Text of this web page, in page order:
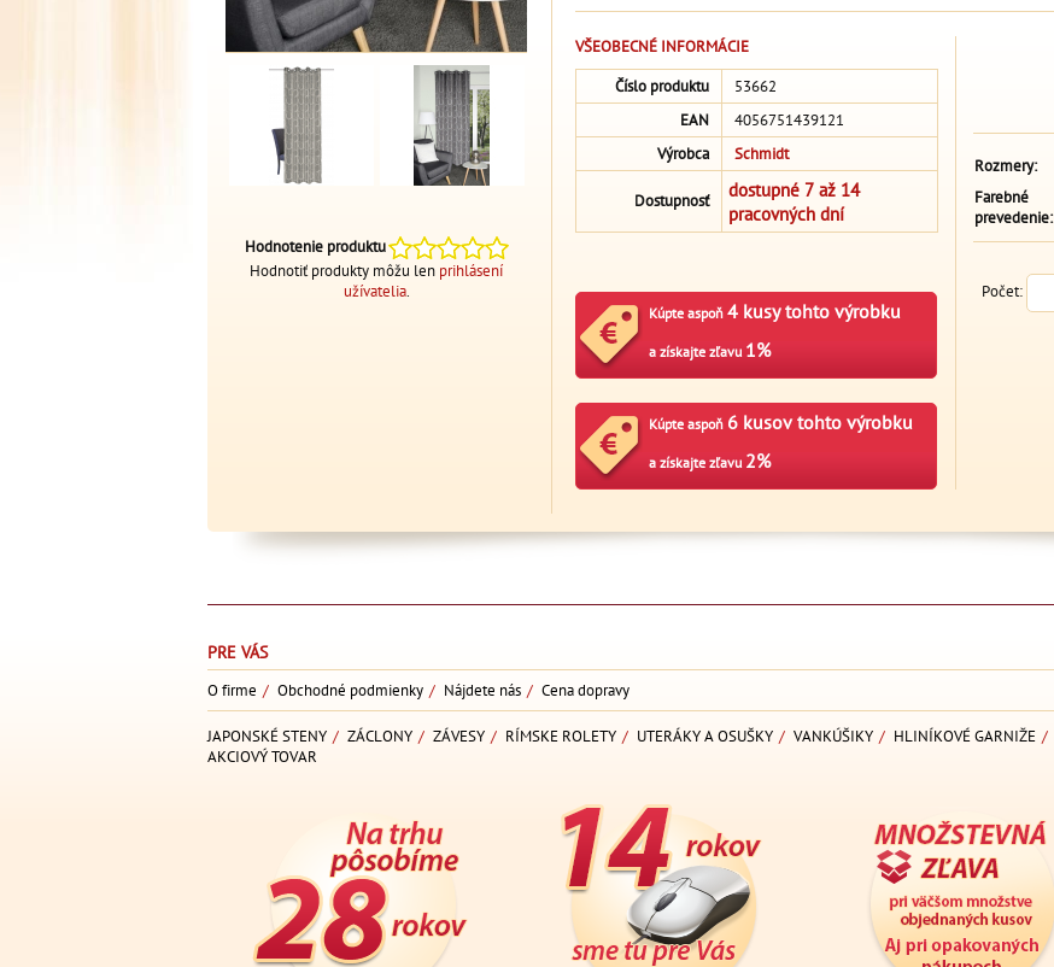
Hodnotenie produktu
Hodnotiť produkty môžu len prihlásení
užívatelia.
VŠEOBECNÉ INFORMÁCIE
Číslo produktu
53662
EAN
4056751439121
Výrobca
Schmidt
Dostupnosť
dostupné 7 až 14
pracovných dní
Kúpte aspoň 4 kusy tohto výrobku
a získajte zľavu 1%
Kúpte aspoň 6 kusov tohto výrobku
a získajte zľavu 2%
Rozmery:
Farebné
prevedenie:
Počet:
PRE VÁS
O firme / Obchodné podmienky / Nájdete nás / Cena dopravy
JAPONSKÉ STENY / ZÁCLONY / ZÁVESY / RÍMSKE ROLETY / UTERÁKY A OSUŠKY / VANKÚŠIKY / HLINÍKOVÉ GARNIŽE /
AKCIOVÝ TOVAR